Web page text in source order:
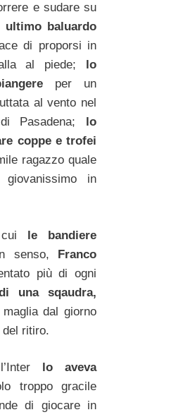
e sudare su
ultimo baluardo
di proporsi in
al piede;
lo
per un
al vento nel
Pasadena;
lo
coppe e trofei
ragazzo quale
in
le bandiere
senso, Franco
più di ogni
una sqaudra,
dal giorno
del ritiro.
lo aveva
troppo gracile
di giocare in